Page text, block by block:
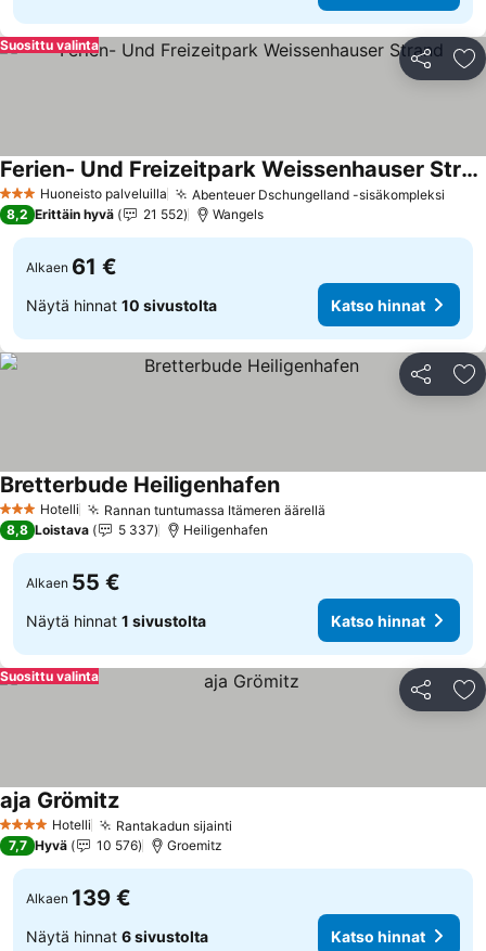
Jaa
Suosittu valinta
3 Tähtiluokitus
Huoneisto palveluilla Abenteuer Dschungelland -sisäkompleksi
Ferien- Und Freizeitpark Weissenhauser Strand
8,2 Erittäin hyvä 21 552 Wangels
Alkaen 61 €
Näytä hinnat 10 sivustolta Katso hinnat
Jaa
3 Tähtiluokitus
Hotelli Rannan tuntumassa Itämeren äärellä
Bretterbude Heiligenhafen
8,8 Loistava 5 337 Heiligenhafen
Alkaen 55 €
Näytä hinnat 1 sivustolta Katso hinnat
Jaa
Suosittu valinta
4 Tähtiluokitus
Hotelli Rantakadun sijainti
aja Grömitz
7,7 Hyvä 10 576 Groemitz
Alkaen 139 €
Näytä hinnat 6 sivustolta Katso hinnat